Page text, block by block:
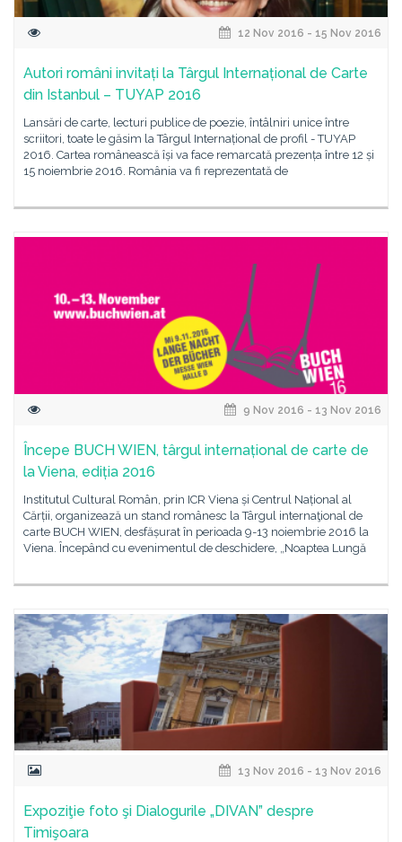
12 Nov 2016 - 15 Nov 2016
Autori români invitați la Târgul Internațional de Carte
din Istanbul – TUYAP 2016
Lansări de carte, lecturi publice de poezie, întâlniri unice între
scriitori, toate le găsim la Târgul Internațional de profil - TUYAP
2016. Cartea românească își va face remarcată prezența între 12 și
15 noiembrie 2016. România va fi reprezentată de
9 Nov 2016 - 13 Nov 2016
Începe BUCH WIEN, târgul internațional de carte de
la Viena, ediția 2016
Institutul Cultural Român, prin ICR Viena și Centrul Național al
Cărții, organizează un stand românesc la Târgul internaţional de
carte BUCH WIEN, desfășurat în perioada 9-13 noiembrie 2016 la
Viena. Începând cu evenimentul de deschidere, „Noaptea Lungă
13 Nov 2016 - 13 Nov 2016
Expoziţie foto şi Dialogurile „DIVAN” despre
Timişoara